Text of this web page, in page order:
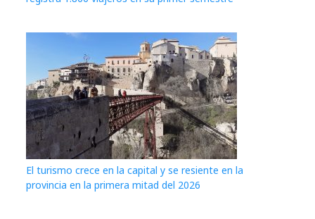
El turismo crece en la capital y se resiente en la
provincia en la primera mitad del 2026